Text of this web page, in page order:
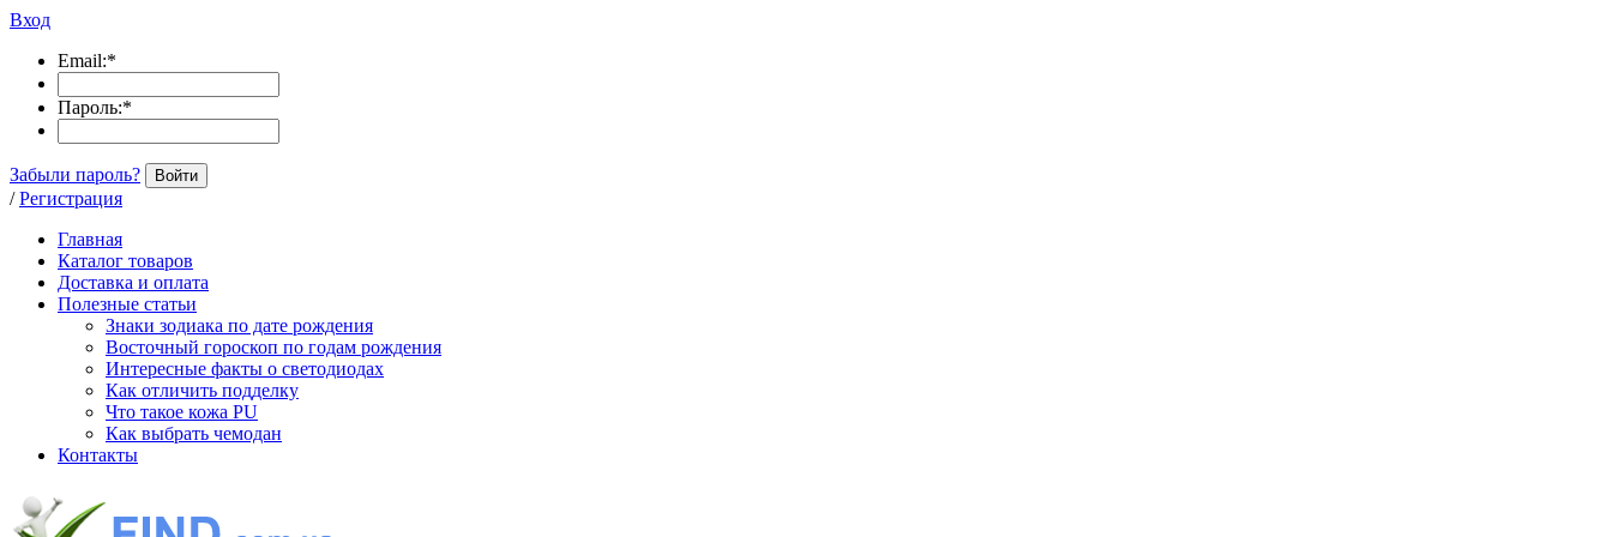
Вход
Email:*
Пароль:*
Забыли пароль? Войти
/ Регистрация
Главная
Каталог товаров
Доставка и оплата
Полезные статьи
Знаки зодиака по дате рождения
Восточный гороскоп по годам рождения
Интересные факты о светодиодах
Как отличить подделку
Что такое кожа PU
Как выбрать чемодан
Контакты